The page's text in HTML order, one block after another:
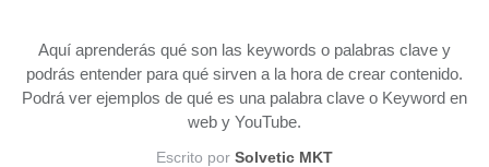
Aquí aprenderás qué son las keywords o palabras clave y
podrás entender para qué sirven a la hora de crear contenido.
Podrá ver ejemplos de qué es una palabra clave o Keyword en
web y YouTube.
Escrito por Solvetic MKT